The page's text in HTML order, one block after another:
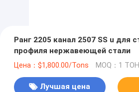
Ранг 2205 канал 2507 SS u для
профиля нержавеющей стали
Цена：$1,800.00/Tons MOQ：1
Лучшая цена